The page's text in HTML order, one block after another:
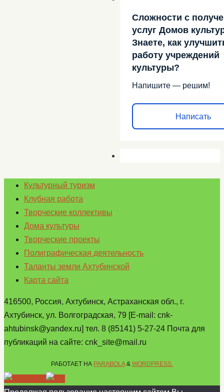
Сложности с
услуг Домов
Знаете, как
работу учреждений
культуры?
Напишите — решим!
Написать
Культурный туризм
Клубная работа
Творческие коллективы
Дома культуры
Творческие проекты
Полиграфическая деятельность
Таланты земли Ахтубинской
Карта сайта
416500, Россия, Ахтубинск, Астраханская обл., г.
Ахтубинск, ул. Волгоградская, 79 [E-mail: cnk-
ahtubinsk@yandex.ru] тел. 8 (85141) 5-27-24 Почта для
публикаций на сайте: cnk_site@mail.ru
РАБОТАЕТ НА PARABOLA& WORDPRESS.